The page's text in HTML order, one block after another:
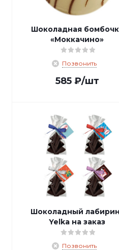
Шоколадная
«Моккачино»
Позвонить
585₽/шт
Шоколадный
Yelka на заказ
Позвонить